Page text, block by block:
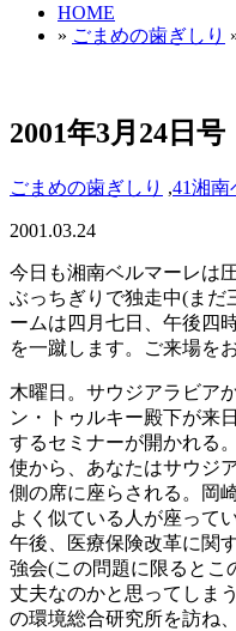
HOME
» ごまめの歯ぎしり
2001年3月24日号
ごまめの歯ぎしり ,41湘南
2001.03.24
今日も湘南ベルマーレは
ぶっちぎりで独走中(ま
ームは四月七日、午後四
を一蹴します。ご来場を
木曜日。サウジアラビア
ン・トゥルキー殿下が来
するセミナーが開かれる
使から、あなたはサウジ
側の席に座らされる。岡
よく似ている人が座って
午後、医療保険改革に関
強会(この問題に限るとこ
丈夫なのかと思ってしま
の環境総合研究所を訪ね